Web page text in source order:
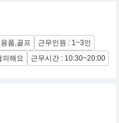
품,골프
근무인원 : 1~3인
의해요
근무시간 : 10:30~20:00